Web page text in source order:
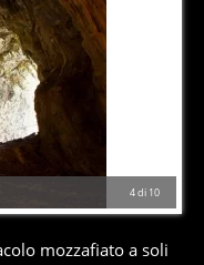
4di 10
mozzafiato a soli